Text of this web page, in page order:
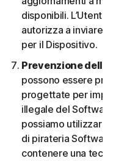
disponibili. L’Utente
autorizza a inviare le
per il Dispositivo.
Prevenzione della
possono essere presenti
progettate per impedire
illegale del Software.
possiamo utilizzare tali
di pirateria Software (ad
contenere una tecnologia